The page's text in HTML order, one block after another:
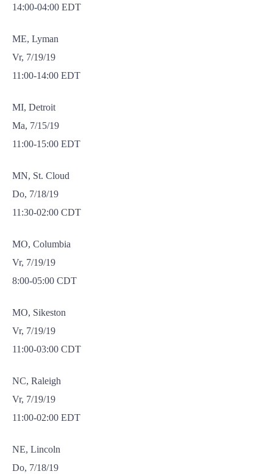
14:00-04:00 EDT
ME, Lyman
Vr, 7/19/19
11:00-14:00 EDT
MI, Detroit
Ma, 7/15/19
11:00-15:00 EDT
MN, St. Cloud
Do, 7/18/19
11:30-02:00 CDT
MO, Columbia
Vr, 7/19/19
8:00-05:00 CDT
MO, Sikeston
Vr, 7/19/19
11:00-03:00 CDT
NC, Raleigh
Vr, 7/19/19
11:00-02:00 EDT
NE, Lincoln
Do, 7/18/19